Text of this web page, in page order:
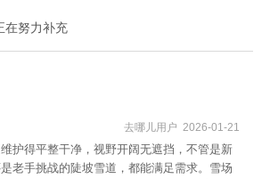
在努力补充
去哪儿用户 2026-01-21
护得平整干净，视野开阔无遮挡，不管是新
老手挑战的陡坡雪道，都能满足需求。雪场